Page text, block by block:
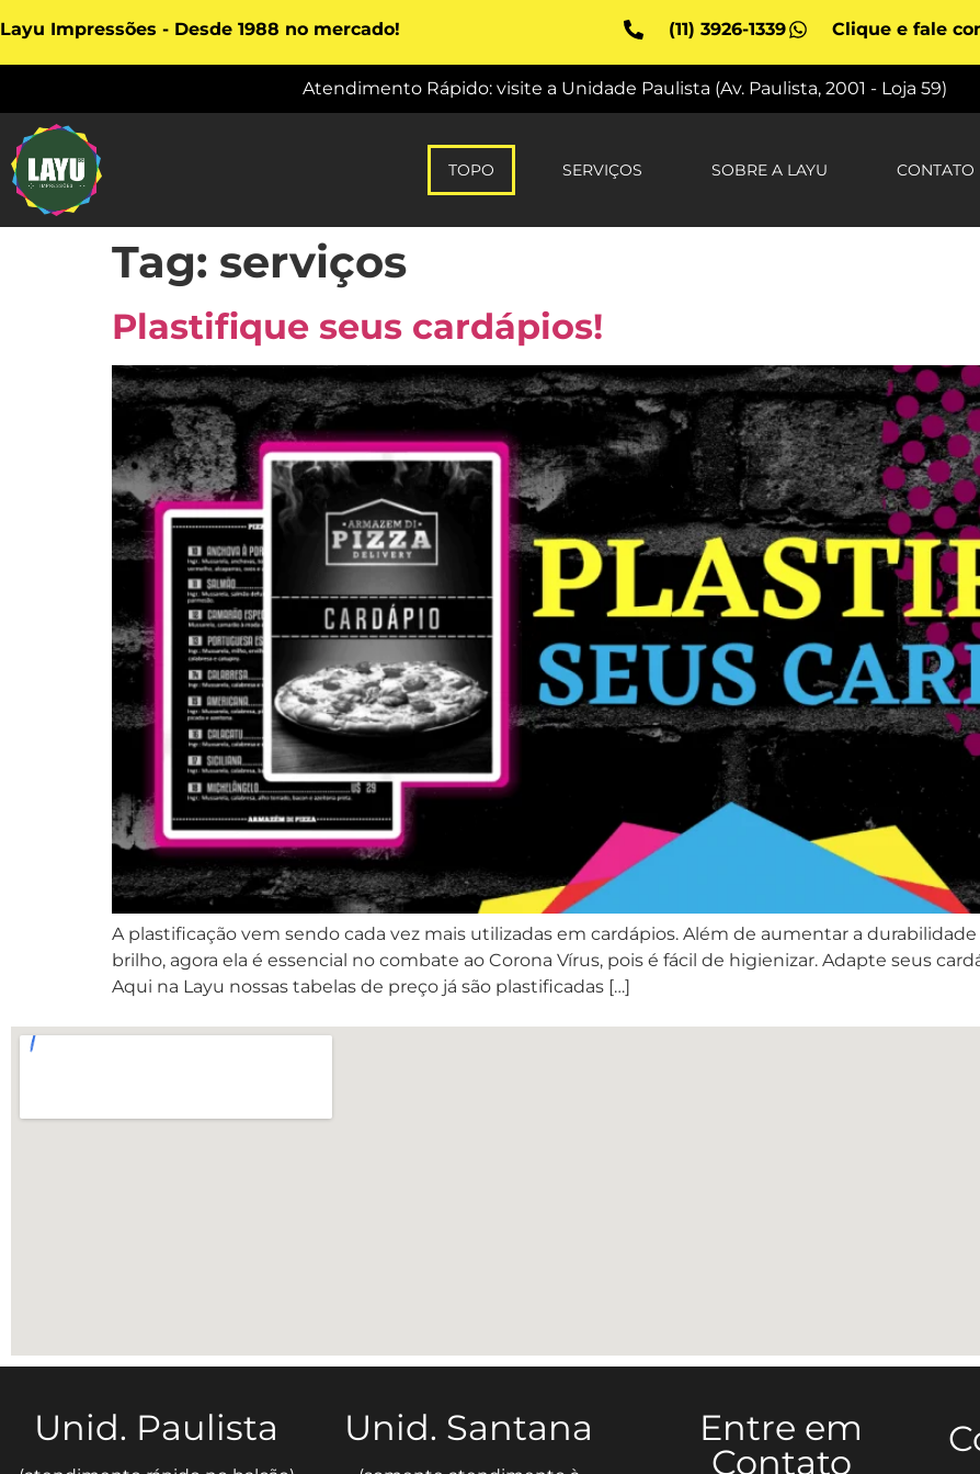
Layu Impressões - Desde 1988 no mercado! (11) 3926-1339 Clique e fale
Atendimento Rápido: visite a Unidade Paulista (Av. Paulista, 2001 - Loja 59)
TOPO SERVIÇOS SOBRE A LAYU CONTATO
Tag: serviços
Plastifique seus cardápios!
A plastificação vem sendo cada vez mais utilizadas em cardápios. Além de aumentar a
brilho, agora ela é essencial no combate ao Corona Vírus, pois é fácil de higienizar. Adapte seus
Aqui na Layu nossas tabelas de preço já são plastificadas […]
Unid. Paulista Unid. Santana
Entre em
Contato